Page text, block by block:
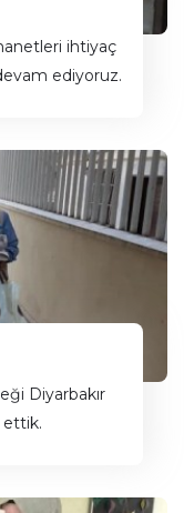
ihtiyaç
ediyoruz.
Diyarbakır
ettik.